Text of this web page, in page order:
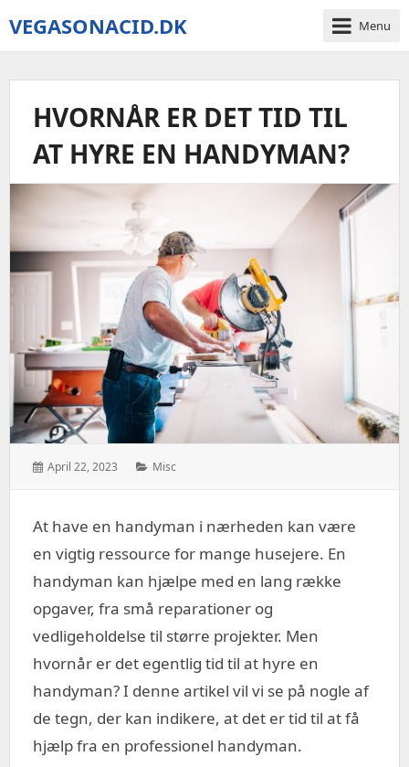
VEGASONACID.DK
Vegas
On
Menu
HVORNÅR ER DET TID TIL
AT HYRE EN HANDYMAN?
Posted
April 22, 2023 Categories:
Misc
At have en handyman i nærheden kan være
en vigtig ressource for mange husejere. En
handyman kan hjælpe med en lang række
opgaver, fra små reparationer og
vedligeholdelse til større projekter. Men
hvornår er det egentlig tid til at hyre en
handyman? I denne artikel vil vi se på nogle af
de tegn, der kan indikere, at det er tid til at få
hjælp fra en professionel handyman.